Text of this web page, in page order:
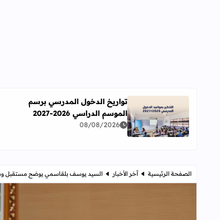
اقرأ المزيد عن تواريخ الدخول المدرسي برسم الموسم
تواريخ الدخول المدرسي برسم
الموسم الدراسي 2026-2027
08/08/2026
الصفحة الرئيسية آخر الأخبار السيد يوسف بلقاسمي يوضح مستقبل